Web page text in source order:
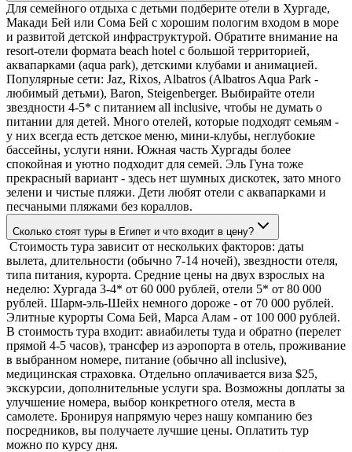
Для семейного отдыха с детьми подберите отели в Хургаде,
Макади Бей или Сома Бей с хорошим пологим входом в море
и развитой детской инфраструктурой. Обратите внимание на
resort-отели формата beach hotel с большой территорией,
аквапарками (aqua park), детскими клубами и анимацией.
Популярные сети: Jaz, Rixos, Albatros (Albatros Aqua Park -
любимый детьми), Baron, Steigenberger. Выбирайте отели
звездности 4-5* с питанием all inclusive, чтобы не думать о
питании для детей. Много отелей, которые подходят семьям -
у них всегда есть детское меню, мини-клубы, неглубокие
бассейны, услуги няни. Южная часть Хургады более
спокойная и уютно подходит для семей. Эль Гуна тоже
прекрасный вариант - здесь нет шумных дискотек, зато много
зелени и чистые пляжи. Дети любят отели с аквапарками и
песчаными пляжами без кораллов.
Сколько стоят туры в Египет и что входит в цену?
Стоимость тура зависит от нескольких факторов: даты
вылета, длительности (обычно 7-14 ночей), звездности отеля,
типа питания, курорта. Средние цены на двух взрослых на
неделю: Хургада 3-4* от 60 000 рублей, отели 5* от 80 000
рублей. Шарм-эль-Шейх немного дороже - от 70 000 рублей.
Элитные курорты Сома Бей, Марса Алам - от 100 000 рублей.
В стоимость тура входит: авиабилеты туда и обратно (перелет
прямой 4-5 часов), трансфер из аэропорта в отель, проживание
в выбранном номере, питание (обычно all inclusive),
медицинская страховка. Отдельно оплачивается виза $25,
экскурсии, дополнительные услуги spa. Возможны доплаты за
улучшение номера, выбор конкретного отеля, места в
самолете. Бронируя напрямую через нашу компанию без
посредников, вы получаете лучшие цены. Оплатить тур
можно по курсу дня.